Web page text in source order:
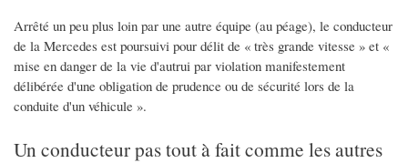
Arrêté un peu plus loin par une autre équipe (au péage), le conducteur
de la Mercedes est poursuivi pour délit de « très grande vitesse » et «
mise en danger de la vie d'autrui par violation manifestement
délibérée d'une obligation de prudence ou de sécurité lors de la
conduite d'un véhicule ».
Un conducteur pas tout à fait comme les autres